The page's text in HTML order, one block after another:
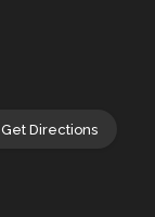
Get Directions